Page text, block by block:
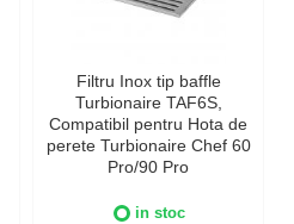
Filtru Inox tip baffle
Turbionaire TAF6S,
Compatibil pentru Hota de
perete Turbionaire Chef 60
Pro/90 Pro
in stoc